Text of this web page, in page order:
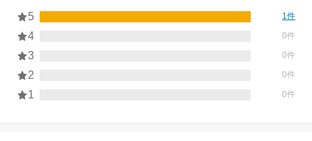
5 1件
4 0件
3 0件
2 0件
1 0件